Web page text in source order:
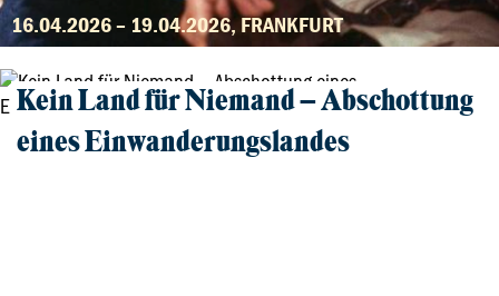
16.04.2026 – 19.04.2026, FRANKFURT
Kein Land für Niemand – Abschottung
eines Einwanderungslandes